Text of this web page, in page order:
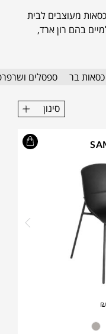
מעוצבים לבית
בהם רון ארד,
ועוד, שיקפיצו, ירימו,
כסאות בר ספסלים
סינון
₪